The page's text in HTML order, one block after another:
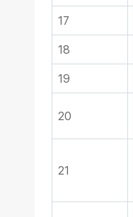
17
18
19
20
21